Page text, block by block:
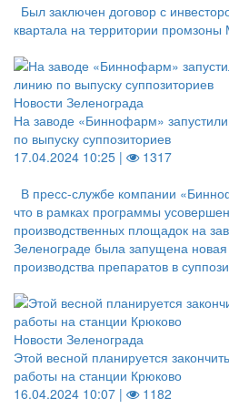
Был заключен договор с
квартала на территории
Новости Зеленограда
На заводе «Биннофарм»
по выпуску суппозиториев
17.04.2024 10:25 |
1317
В пресс-службе компании
что в рамках программы
производственных площадок на
Зеленограде была запущена
производства препаратов в
Новости Зеленограда
Этой весной планируется
работы на станции Крюково
16.04.2024 10:07 |
1182